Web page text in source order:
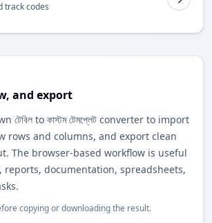
track codes
and export
টেবিল to কাস্টম টেমপ্লেট converter to import
rows and columns, and export clean
The browser-based workflow is useful
reports, documentation, spreadsheets,
copying or downloading the result.